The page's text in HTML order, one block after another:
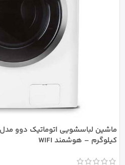
کیلوگرم – هوشمند WIFI